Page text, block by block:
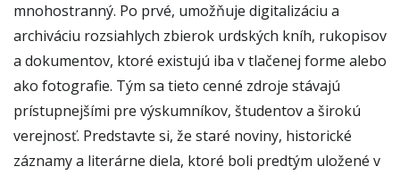
mnohostranný. Po prvé, umožňuje digitalizáciu a
archiváciu rozsiahlych zbierok urdských kníh, rukopisov
a dokumentov, ktoré existujú iba v tlačenej forme alebo
ako fotografie. Tým sa tieto cenné zdroje stávajú
prístupnejšími pre výskumníkov, študentov a širokú
verejnosť. Predstavte si, že staré noviny, historické
záznamy a literárne diela, ktoré boli predtým uložené v